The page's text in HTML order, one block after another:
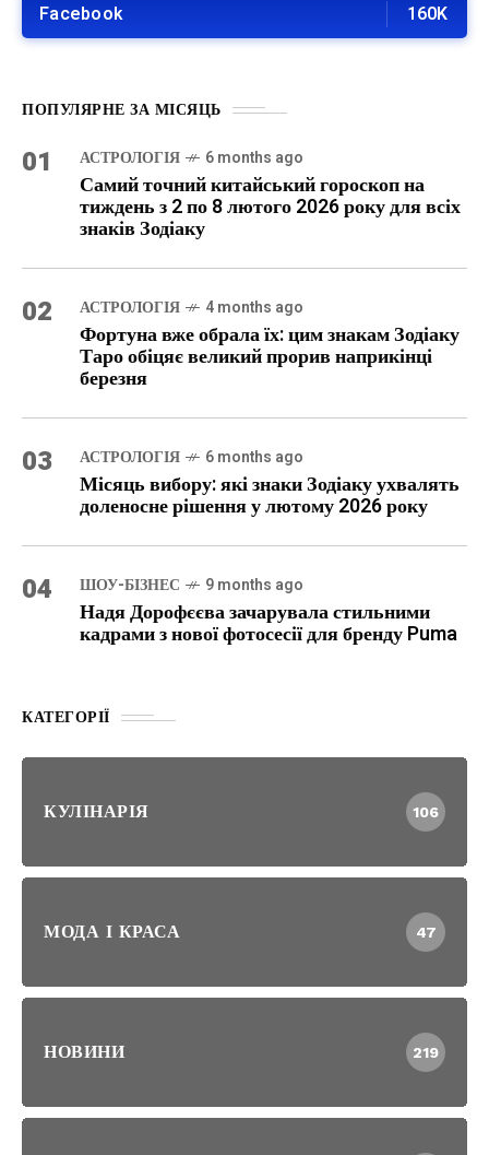
Facebook 160K
ПОПУЛЯРНЕ ЗА МІСЯЦЬ
01 АСТРОЛОГІЯ 6 months ago
Самий точний китайський гороскоп на
тиждень з 2 по 8 лютого 2026 року для всіх
знаків Зодіаку
02 АСТРОЛОГІЯ 4 months ago
Фортуна вже обрала їх: цим знакам Зодіаку
Таро обіцяє великий прорив наприкінці
березня
03 АСТРОЛОГІЯ 6 months ago
Місяць вибору: які знаки Зодіаку ухвалять
доленосне рішення у лютому 2026 року
04 ШОУ-БІЗНЕС 9 months ago
Надя Дорофєєва зачарувала стильними
кадрами з нової фотосесії для бренду Puma
КАТЕГОРІЇ
КУЛІНАРІЯ 106
МОДА І КРАСА 47
НОВИНИ 219